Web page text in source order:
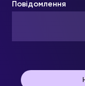
Повідомлення